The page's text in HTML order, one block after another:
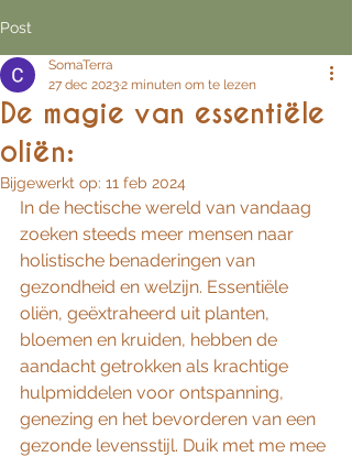
Post
De magie van essentiële
oliën:
SomaTerra
27 dec 20232 minuten om te lezen
Bijgewerkt op: 11 feb 2024
In de hectische wereld van vandaag
zoeken steeds meer mensen naar
holistische benaderingen van
gezondheid en welzijn. Essentiële
oliën, geëxtraheerd uit planten,
bloemen en kruiden, hebben de
aandacht getrokken als krachtige
hulpmiddelen voor ontspanning,
genezing en het bevorderen van een
gezonde levensstijl. Duik met me mee